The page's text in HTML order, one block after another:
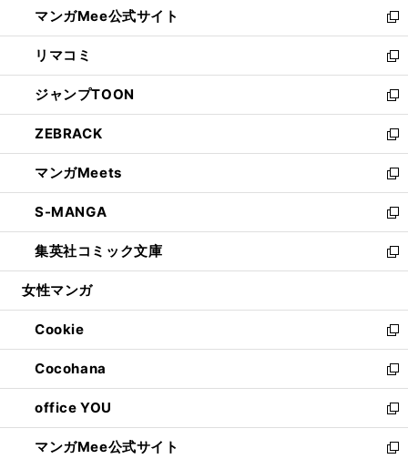
く
ド
ウ
で
開
く
ィ
ン
ド
ウ
で
開
く
い
ウ
ィ
ン
ド
ウ
で
開
く
マンガMee公式サイト
新
し
い
ウ
ィ
ン
ド
ウ
で
開
く
リマコミ
新
し
い
ウ
ィ
ン
ド
ウ
で
開
く
ジャンプTOON
新
し
い
ウ
ィ
ン
ド
ウ
で
開
ZEBRACK
新
し
い
ウ
ィ
ン
ド
ウ
開
く
マンガMeets
新
し
い
ウ
ィ
ン
ウ
で
開
く
S-MANGA
新
し
い
ウ
ン
ド
ウ
で
開
く
集英社コミック文庫
新
し
ウ
ィ
ン
ド
ウ
で
開
く
女性マンガ
Cookie
新
し
い
ウ
ィ
ン
ド
Cocohana
新
し
い
ウ
ィ
office YOU
新
し
い
マンガMee公式サイト
新